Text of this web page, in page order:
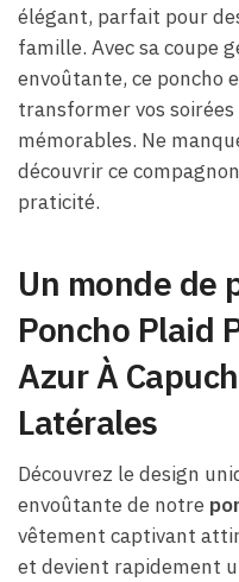
élégant, parfait pour
famille. Avec sa coupe
envoûtante, ce poncho
transformer vos
mémorables. Ne
découvrir ce
praticité.
Un monde de
Poncho Plaid
Azur À
Latérales
Découvrez le design
envoûtante de notre
vêtement captivant
et devient rapidement